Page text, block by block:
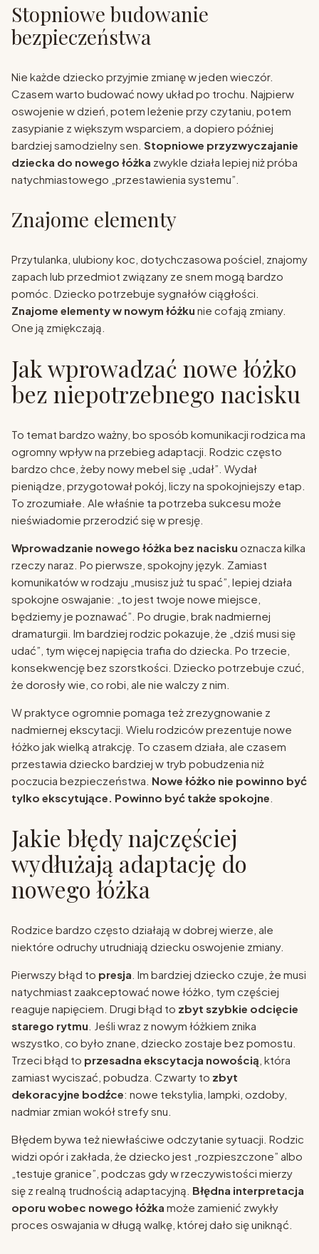
Stopniowe budowanie
bezpieczeństwa
Nie każde dziecko przyjmie zmianę w jeden wieczór.
Czasem warto budować nowy układ po trochu. Najpierw
oswojenie w dzień, potem leżenie przy czytaniu, potem
zasypianie z większym wsparciem, a dopiero później
bardziej samodzielny sen. Stopniowe przyzwyczajanie
dziecka do nowego łóżka zwykle działa lepiej niż próba
natychmiastowego „przestawienia systemu”.
Znajome elementy
Przytulanka, ulubiony koc, dotychczasowa pościel, znajomy
zapach lub przedmiot związany ze snem mogą bardzo
pomóc. Dziecko potrzebuje sygnałów ciągłości.
Znajome elementy w nowym łóżku nie cofają zmiany.
One ją zmiękczają.
Jak wprowadzać nowe łóżko
bez niepotrzebnego nacisku
To temat bardzo ważny, bo sposób komunikacji rodzica ma
ogromny wpływ na przebieg adaptacji. Rodzic często
bardzo chce, żeby nowy mebel się „udał”. Wydał
pieniądze, przygotował pokój, liczy na spokojniejszy etap.
To zrozumiałe. Ale właśnie ta potrzeba sukcesu może
nieświadomie przerodzić się w presję.
Wprowadzanie nowego łóżka bez nacisku oznacza kilka
rzeczy naraz. Po pierwsze, spokojny język. Zamiast
komunikatów w rodzaju „musisz już tu spać”, lepiej działa
spokojne oswajanie: „to jest twoje nowe miejsce,
będziemy je poznawać”. Po drugie, brak nadmiernej
dramaturgii. Im bardziej rodzic pokazuje, że „dziś musi się
udać”, tym więcej napięcia trafia do dziecka. Po trzecie,
konsekwencję bez szorstkości. Dziecko potrzebuje czuć,
że dorosły wie, co robi, ale nie walczy z nim.
W praktyce ogromnie pomaga też zrezygnowanie z
nadmiernej ekscytacji. Wielu rodziców prezentuje nowe
łóżko jak wielką atrakcję. To czasem działa, ale czasem
przestawia dziecko bardziej w tryb pobudzenia niż
poczucia bezpieczeństwa. Nowe łóżko nie powinno być
tylko ekscytujące. Powinno być także spokojne
Jakie błędy najczęściej
wydłużają adaptację do
nowego łóżka
Rodzice bardzo często działają w dobrej wierze, ale
niektóre odruchy utrudniają dziecku oswojenie zmiany.
Pierwszy błąd to presja . Im bardziej dziecko czuje, że musi
natychmiast zaakceptować nowe łóżko, tym częściej
reaguje napięciem. Drugi błąd to zbyt szybkie odcięcie
starego rytmu . Jeśli wraz z nowym łóżkiem znika
wszystko, co było znane, dziecko zostaje bez pomostu.
Trzeci błąd to przesadna ekscytacja nowością , która
zamiast wyciszać, pobudza. Czwarty to zbyt
dekoracyjne bodźce: nowe tekstylia, lampki, ozdoby,
nadmiar zmian wokół strefy snu.
Błędem bywa też niewłaściwe odczytanie sytuacji. Rodzic
widzi opór i zakłada, że dziecko jest „rozpieszczone” albo
„testuje granice”, podczas gdy w rzeczywistości mierzy
się z realną trudnością adaptacyjną. Błędna interpretacja
oporu wobec nowego łóżka może zamienić zwykły
proces oswajania w długą walkę, której dało się uniknąć.